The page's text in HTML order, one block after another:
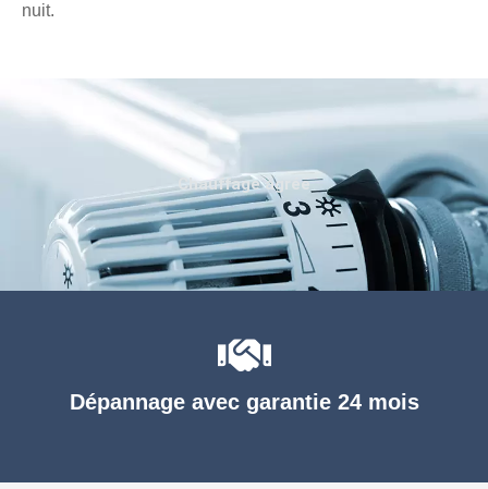
nuit.
Dépannage avec garantie 24 mois
Chauffage agréé